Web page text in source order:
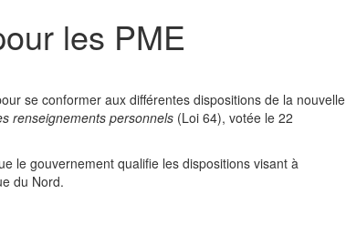
les PME
se conformer aux différentes dispositions de la nouvelle
renseignements personnels (Loi 64), votée le 22
le gouvernement qualifie les dispositions visant à
du Nord.